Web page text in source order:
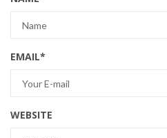
EMAIL*
WEBSITE